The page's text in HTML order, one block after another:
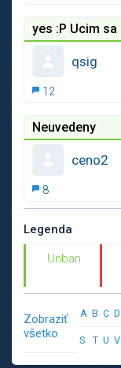
qsig
12
Neuvedeny
ceno2
8
Legenda
Unban
Zobraziť
všetko
A B C D
S T U V